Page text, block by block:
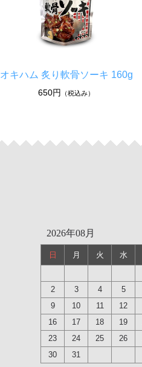
オキハム 炙り軟骨ソーキ 160g
650円 （税込み）
2026年08月
日 月 火 水
2
3 4 5
9
10 11 12
16
17 18 19
23
24 25 26
30
31